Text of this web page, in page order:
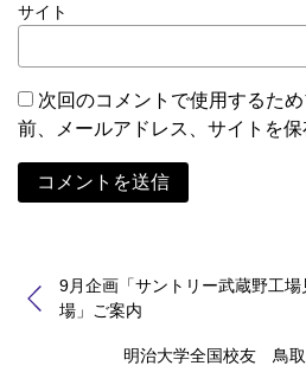
サイト
次回のコメントで使用するた
前、メールアドレス、サイトを保
9月企画「サントリー武蔵野工
場」ご案内
明治大学全国校友 鳥取